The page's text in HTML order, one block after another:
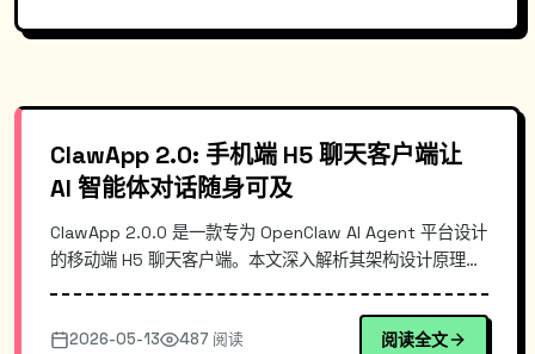
ClawApp 2.0: 手机端 H5 聊天客户端让
AI 智能体对话随身可及
ClawApp 2.0.0 是一款专为 OpenClaw AI Agent 平台设计
的移动端 H5 聊天客户端。本文深入解析其架构设计原理，
配置指南。通过 WebSocket 实时通信和本地存储优化，
让用户在任何移动设备上流畅地与 AI 智能体对话，适合需
2026-05-13 487 阅读 阅读全文